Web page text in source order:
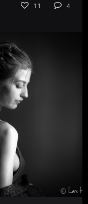
11 4